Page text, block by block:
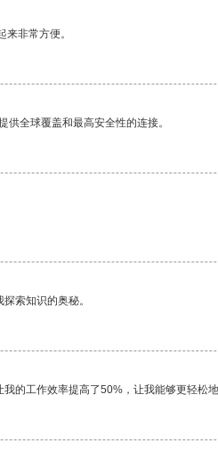
非常方便。
供全球覆盖和最高安全性的连接。
索知识的奥秘。
的工作效率提高了50%，让我能够更轻松地